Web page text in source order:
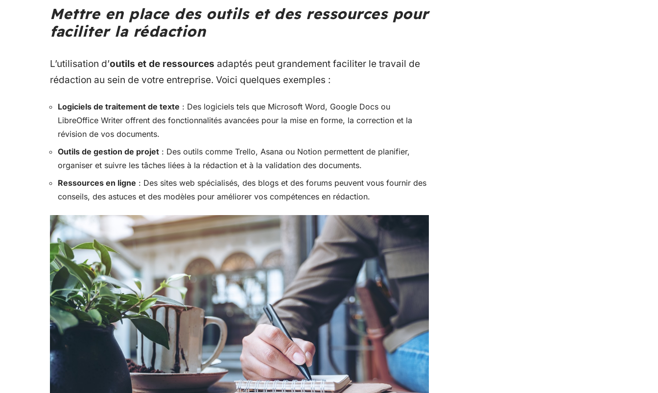
Mettre en place des outils et des ressources pour
faciliter la rédaction
L’utilisation d’outils et de ressources adaptés peut grandement faciliter le travail de
rédaction au sein de votre entreprise. Voici quelques exemples :
Logiciels de traitement de texte : Des logiciels tels que Microsoft Word, Google Docs ou
LibreOffice Writer offrent des fonctionnalités avancées pour la mise en forme, la correction et la
révision de vos documents.
Outils de gestion de projet : Des outils comme Trello, Asana ou Notion permettent de planifier,
organiser et suivre les tâches liées à la rédaction et à la validation des documents.
Ressources en ligne : Des sites web spécialisés, des blogs et des forums peuvent vous fournir des
conseils, des astuces et des modèles pour améliorer vos compétences en rédaction.